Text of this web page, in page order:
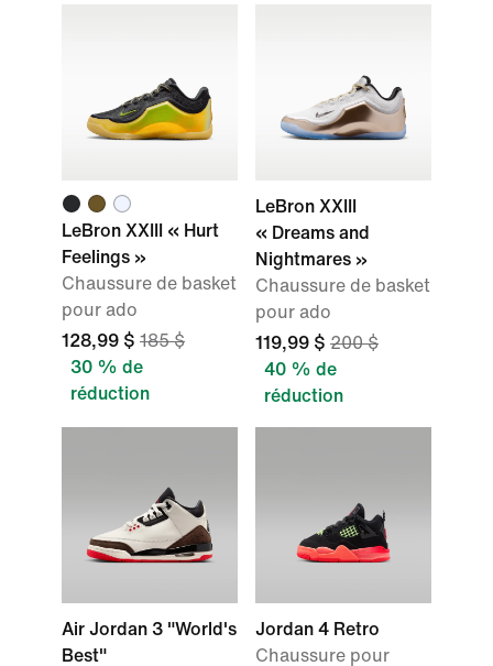
LeBron XXIII « Hurt
Feelings »
Chaussure de basket
pour ado
128,99 $ 185 $
30 % de
réduction
LeBron XXIII
« Dreams and
Nightmares »
Chaussure de basket
pour ado
119,99 $ 200 $
40 % de
réduction
Air Jordan 3 "World's
Best"
Jordan 4 Retro
Chaussure pour